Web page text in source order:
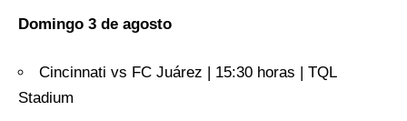
Domingo 3 de agosto
Cincinnati vs FC Juárez | 15:30 horas | TQL
Stadium